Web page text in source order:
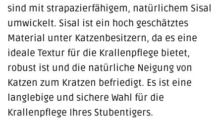
sind mit strapazierfähigem, natürlichem Sisal
umwickelt. Sisal ist ein hoch geschätztes
Material unter Katzenbesitzern, da es eine
ideale Textur für die Krallenpflege bietet,
robust ist und die natürliche Neigung von
Katzen zum Kratzen befriedigt. Es ist eine
langlebige und sichere Wahl für die
Krallenpflege Ihres Stubentigers.